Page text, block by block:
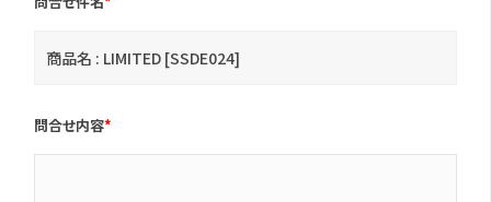
商品名 : LIMITED [SSDE024]
問合せ内容*